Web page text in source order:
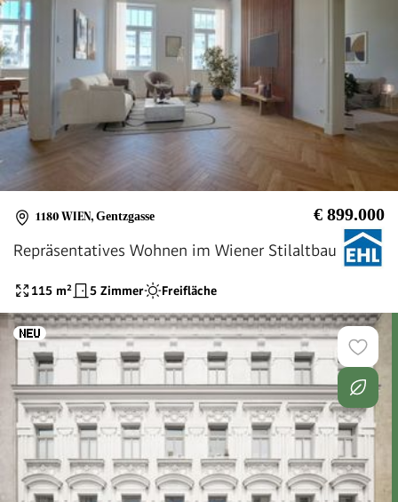
1180 WIEN, Gentzgasse € 899.000
Repräsentatives Wohnen im Wiener Stilaltbau
115 m² 5 Zimmer Freifläche